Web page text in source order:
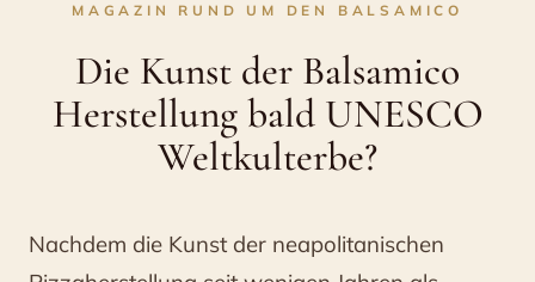
Kunst
Balsamico
Herstellung
UNESCO
MAGAZIN RUND UM DEN BALSAMICO
Die Kunst der Balsamico
Herstellung bald UNESCO
Weltkulterbe?
Nachdem die Kunst der neapolitanischen